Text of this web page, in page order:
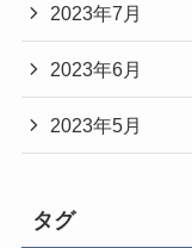
2023年7月
2023年6月
2023年5月
タグ